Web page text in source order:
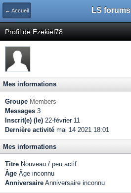
← Accueil LS forums
Profil de Ezekiel78
Mes informations
Groupe Members
Messages 3
Inscrit(e) (le) 22-février 11
Dernière activité mai 14 2021 18:01
Mes informations
Titre Nouveau / peu actif
Âge Âge inconnu
Anniversaire Anniversaire inconnu